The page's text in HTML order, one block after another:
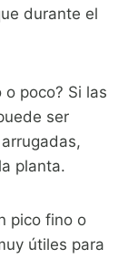
durante el
poco? Si las
ser
planta.
pico fino o
útiles para